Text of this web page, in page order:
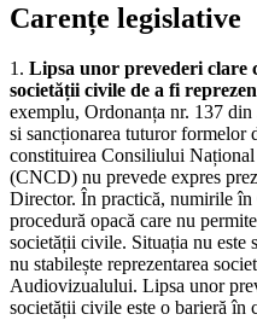
Carențe legislative
1. Lipsa unor prevederi clare
societății civile de a fi
exemplu, Ordonanța nr. 137
si sancționarea tuturor formelor
constituirea Consiliului
(CNCD) nu prevede expres
Director. În practică, numirile
procedură opacă care nu
societății civile. Situația nu
nu stabilește reprezentarea
Audiovizualului. Lipsa unor
societății civile este o barieră în